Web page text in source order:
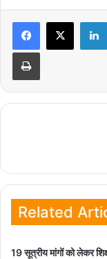
Related
19 सूत्रीय मांगों को लेकर